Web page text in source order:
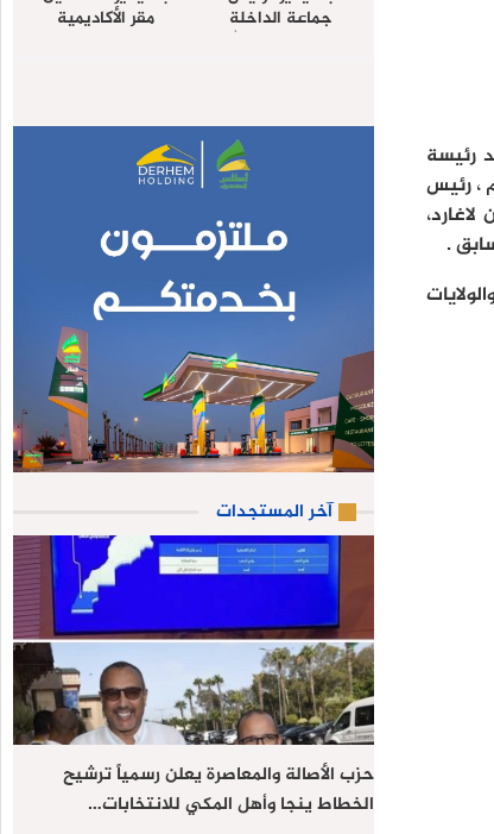
رئيسة
، رئيس
.
جماعة الداخلة
الراغب حرمة الله
الامريكية
مقر الأكاديمية
آخر المستجدات
حزب الأصالة والمعاصرة يعلن رسمياً ترشيح
الخطاط ينجا وأهل المكي للانتخابات…